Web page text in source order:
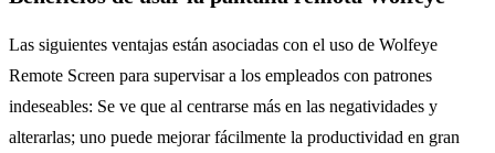
Las siguientes ventajas están asociadas con el uso de Wolfeye
Remote Screen para supervisar a los empleados con patrones
indeseables: Se ve que al centrarse más en las negatividades y
alterarlas; uno puede mejorar fácilmente la productividad en gran